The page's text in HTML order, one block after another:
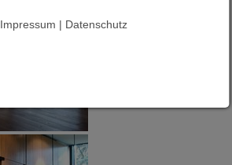
Impressum | Datenschutz